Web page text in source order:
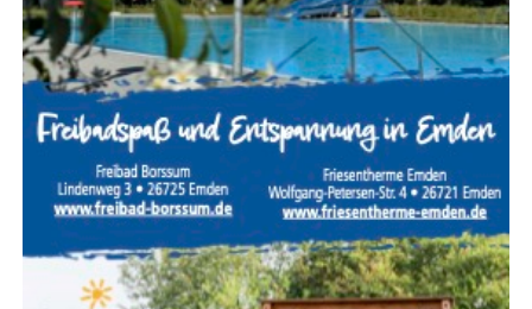
1797–60oder per E‑Mail and.bigl@hwk-aurich.de.
Anzeige